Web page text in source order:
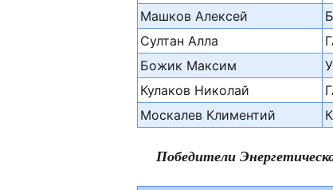
Машков Алексей
Султан Алла
Божик Максим
Кулаков Николай
Москалев Климентий
Победители